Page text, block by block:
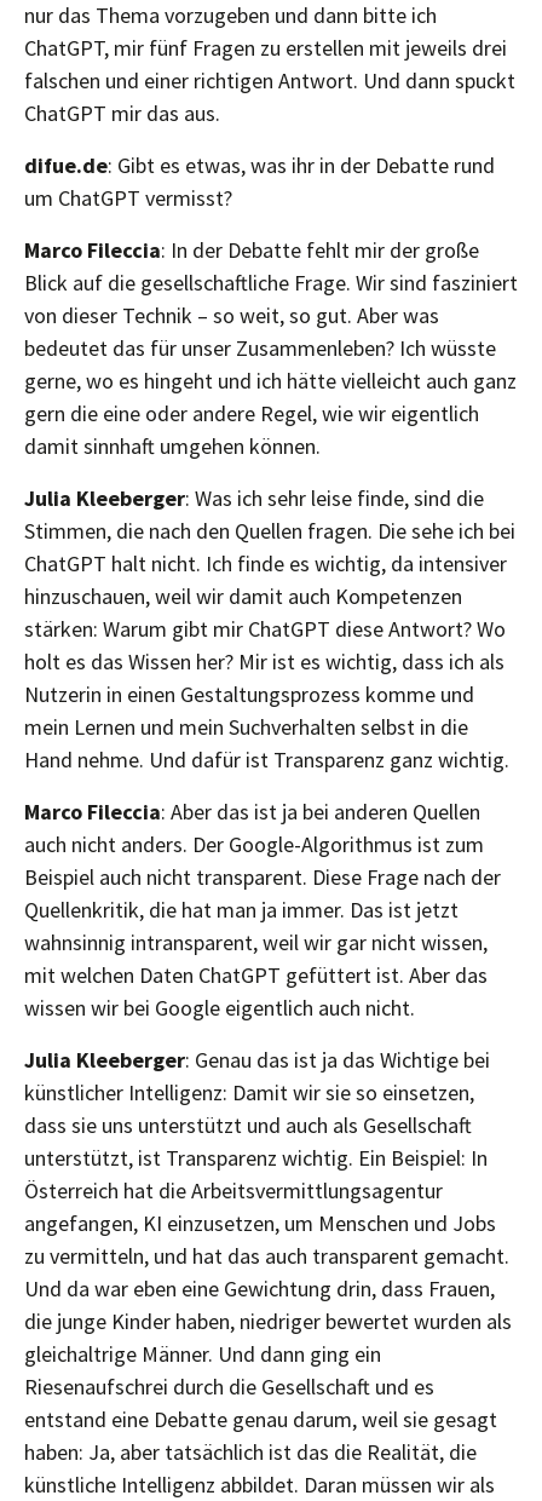
nur das Thema vorzugeben und dann bitte ich
ChatGPT, mir fünf Fragen zu erstellen mit jeweils drei
falschen und einer richtigen Antwort. Und dann spuckt
ChatGPT mir das aus.
difue.de: Gibt es etwas, was ihr in der Debatte rund
um ChatGPT vermisst?
Marco Fileccia: In der Debatte fehlt mir der große
Blick auf die gesellschaftliche Frage. Wir sind fasziniert
von dieser Technik – so weit, so gut. Aber was
bedeutet das für unser Zusammenleben? Ich wüsste
gerne, wo es hingeht und ich hätte vielleicht auch ganz
gern die eine oder andere Regel, wie wir eigentlich
damit sinnhaft umgehen können.
Julia Kleeberger: Was ich sehr leise finde, sind die
Stimmen, die nach den Quellen fragen. Die sehe ich bei
ChatGPT halt nicht. Ich finde es wichtig, da intensiver
hinzuschauen, weil wir damit auch Kompetenzen
stärken: Warum gibt mir ChatGPT diese Antwort? Wo
holt es das Wissen her? Mir ist es wichtig, dass ich als
Nutzerin in einen Gestaltungsprozess komme und
mein Lernen und mein Suchverhalten selbst in die
Hand nehme. Und dafür ist Transparenz ganz wichtig.
Marco Fileccia: Aber das ist ja bei anderen Quellen
auch nicht anders. Der Google-Algorithmus ist zum
Beispiel auch nicht transparent. Diese Frage nach der
Quellenkritik, die hat man ja immer. Das ist jetzt
wahnsinnig intransparent, weil wir gar nicht wissen,
mit welchen Daten ChatGPT gefüttert ist. Aber das
wissen wir bei Google eigentlich auch nicht.
Julia Kleeberger: Genau das ist ja das Wichtige bei
künstlicher Intelligenz: Damit wir sie so einsetzen,
dass sie uns unterstützt und auch als Gesellschaft
unterstützt, ist Transparenz wichtig. Ein Beispiel: In
Österreich hat die Arbeitsvermittlungsagentur
angefangen, KI einzusetzen, um Menschen und Jobs
zu vermitteln, und hat das auch transparent gemacht.
Und da war eben eine Gewichtung drin, dass Frauen,
die junge Kinder haben, niedriger bewertet wurden als
gleichaltrige Männer. Und dann ging ein
Riesenaufschrei durch die Gesellschaft und es
entstand eine Debatte genau darum, weil sie gesagt
haben: Ja, aber tatsächlich ist das die Realität, die
künstliche Intelligenz abbildet. Daran müssen wir als